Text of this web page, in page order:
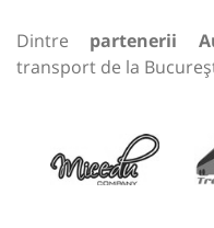
Dintre partenerii
transport de la